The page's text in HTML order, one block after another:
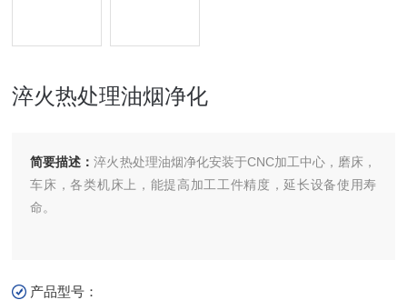
淬火热处理油烟净化
简要描述：淬火热处理油烟净化安装于CNC加工中心，磨床，
车床，各类机床上，能提高加工工件精度，延长设备使用寿
命。
产品型号：